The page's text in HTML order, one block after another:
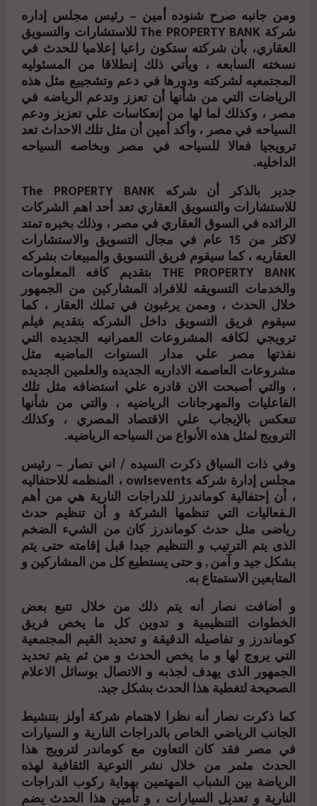
ومن جانبه صرح شنوده أمين – رئيس مجلس إداره
شركة The PROPERTY BANK للاستشارات والتسويق
العقاري، بأن شركته ستكون راعيا إعلاميا للحدث في
نسخته السابعه ، ويأتي ذلك إنطلاقا من المسئوليه
المجتمعيه لشركته ودورها في دعم وتشجييع مثل هذه
الرياضات التي من شأنها أن تعزز وتدعم الرياضه في
مصر ، وكذلك لما لها من إنعكاسات علي تعزيز ودعم
السياحه في مصر ، وأكد أمين أن مثل تلك الاحداث تعد
ترويجيا فعالا للسياحه في مصر وبخاصه السياحه
الداخليه.
جدير بالذكر أن شركه The PROPERTY BANK
للاستشارات والتسويق العقاري تعد أحد اهم الشركات
الرائده في السوق العقاري في مصر ، وذلك بخبره تمتد
لاكثر من 15 عام في مجال التسويق والاستشارات
العقاريه ، كما سيقوم فريق التسويق والمبيعات بشركه
THE PROPERTY BANK بتقديم كافه المعلومات
والخدمات التسويقه للافراد المشاركين من الجمهور
خلال الحدث ، وممن يرغبون في تملك العقار ، كما
سيقوم فريق التسويق داخل الشركه بتقديم فيلم
ترويجي لكافه المشروعات العمرانيه الجديده التي
نفذتها مصر علي مدار السنوات الماضيه مثل
مشروعات العاصمه الاداريه الجديده والعلمين الجديده
، والتي أصبحت الان قادره علي استضافه مثل تلك
الفاعليات والمهرجانات الرياضيه ، والتي من شأنها
تنعكس بالإيجاب علي الاقتصاد المصري ، وكذلك
الترويج لمثل هذه الأنواع من السياحه الرياضيه.
وفي ذات السياق ذكرت السيده / اني نصار – رئيس
مجلس إدارة شركه owlsevents ، المنظمه للاحتفاليه
، أن إحتفالية كوماندرز للدراجات النارية هي من أهم
الـفعاليات التي تنظمها الشركة و أن تنظيم حدث
رياضى مثل حدث كوماندرز كان من الشيء الضخم
الذى يتم الترتيب و التنظيم جيدا قبل إقامته حتى يتم
بشكل جيد و آمن , و حتى يستطيع كل من المشاركين و
المتابعين الاستمتاع به.
و أضافت نصار أنه يتم ذلك من خلال تتبع بعض
الخطوات التنظيمية و تدوين كل ما يخص فريق
كوماندرز و تفاصيله الدقيقة و تحديد القيم المجتمعية
التي يروج لها و ما يخص الحدث و من ثم يتم تحديد
الجمهور الذى يهدف لجذبه و الاتصال بوسائل الاعلام
الصحيحة لتغطية هذا الحدث بشكل جيد.
كما ذكرت نصار أنه نظرا لاهتمام شركة أولز بتنشيط
الجانب الرياضي الخاص بالدراجات النارية و السيارات
في مصر فقد كان التعاون مع كوماندر لترويج هذا
الحدث مثمر من خلال نشر التوعية الثقافية لهذه
الرياضة بين الشباب المهتمين بهواية ركوب الدراجات
النارية و تعديل السيارات ، و تأمين هذا الحدث يضم